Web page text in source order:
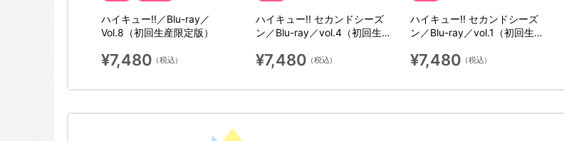
ハイキュー!!／Blu-ray／
Vol.8（初回生産限定版）
¥7,480 （税込）
ハイキュー!! セカンドシーズ
ン／Blu-ray／vol.4（初回生産
¥7,480 （税込）
ハイキュー!! セカンドシーズ
ン／Blu-ray／vol.1（初回生産
¥7,480 （税込）